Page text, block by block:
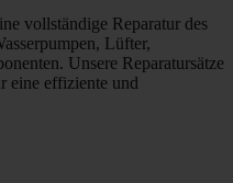
vollständige Reparatur des
Lüfter,
Unsere Reparatursätze
eine effiziente und